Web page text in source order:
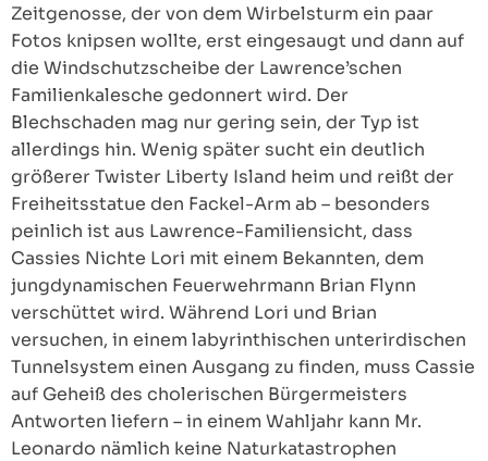
Zeitgenosse, der von dem Wirbelsturm ein paar
Fotos knipsen wollte, erst eingesaugt und dann auf
die Windschutzscheibe der Lawrence’schen
Familienkalesche gedonnert wird. Der
Blechschaden mag nur gering sein, der Typ ist
allerdings hin. Wenig später sucht ein deutlich
größerer Twister Liberty Island heim und reißt der
Freiheitsstatue den Fackel-Arm ab – besonders
peinlich ist aus Lawrence-Familiensicht, dass
Cassies Nichte Lori mit einem Bekannten, dem
jungdynamischen Feuerwehrmann Brian Flynn
verschüttet wird. Während Lori und Brian
versuchen, in einem labyrinthischen unterirdischen
Tunnelsystem einen Ausgang zu finden, muss Cassie
auf Geheiß des cholerischen Bürgermeisters
Antworten liefern – in einem Wahljahr kann Mr.
Leonardo nämlich keine Naturkatastrophen